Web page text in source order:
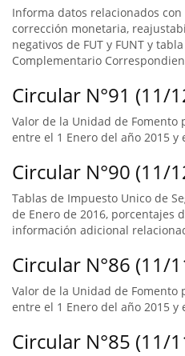
Informa datos relacionados
corrección monetaria,
negativos de FUT y FUNT y
Complementario
Circular N°91 (11/
Valor de la Unidad de
entre el 1 Enero del año 2015 y
Circular N°90 (11/
Tablas de Impuesto Unico de
de Enero de 2016, porcentajes
información adicional
Circular N°86 (11/
Valor de la Unidad de
entre el 1 Enero del año 2015 y
Circular N°85 (11/